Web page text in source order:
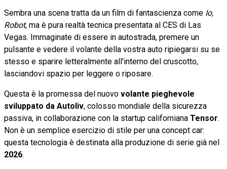
Sembra una scena tratta da un film di fantascienza come Io,
Robot, ma è pura realtà tecnica presentata al CES di Las
Vegas. Immaginate di essere in autostrada, premere un
pulsante e vedere il volante della vostra auto ripiegarsi su se
stesso e sparire letteralmente all'interno del cruscotto,
lasciandovi spazio per leggere o riposare.
Questa è la promessa del nuovo volante pieghevole
sviluppato da Autoliv, colosso mondiale della sicurezza
passiva, in collaborazione con la startup californiana Tensor.
Non è un semplice esercizio di stile per una concept car:
questa tecnologia è destinata alla produzione di serie già nel
2026.